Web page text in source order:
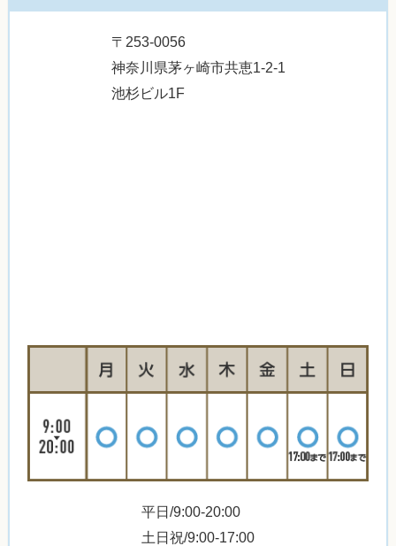
〒253-0056
神奈川県茅ヶ崎市共恵1-2-1
池杉ビル1F
平日/9:00-20:00
土日祝/9:00-17:00